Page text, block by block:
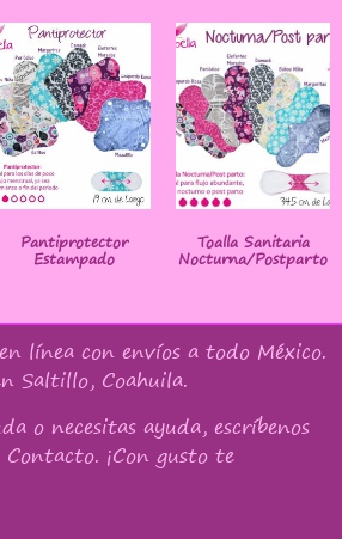
Pantiprotector
Estampado
Toalla Sanitaria
Nocturna/Postparto
línea con envíos a todo México.
Saltillo, Coahuila.
o necesitas ayuda, escríbenos
¡Con gusto te